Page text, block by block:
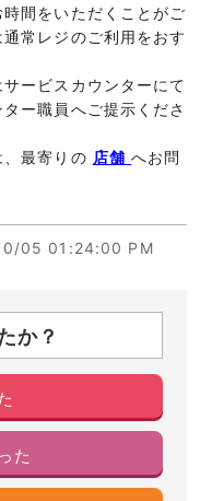
間をいただくことがご
常レジのご利用をおす
ービスカウンターにて
ー職員へご提示くださ
最寄りの 店舗へお問
05 01:24:00 PM
か？
た